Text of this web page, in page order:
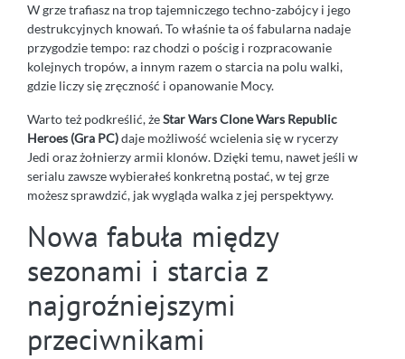
W grze trafiasz na trop tajemniczego techno-zabójcy i jego
destrukcyjnych knowań. To właśnie ta oś fabularna nadaje
przygodzie tempo: raz chodzi o pościg i rozpracowanie
kolejnych tropów, a innym razem o starcia na polu walki,
gdzie liczy się zręczność i opanowanie Mocy.
Warto też podkreślić, żeStar Wars Clone Wars Republic
Heroes (Gra PC)daje możliwość wcielenia się w rycerzy
Jedi oraz żołnierzy armii klonów. Dzięki temu, nawet jeśli w
serialu zawsze wybierałeś konkretną postać, w tej grze
możesz sprawdzić, jak wygląda walka z jej perspektywy.
Nowa fabuła między
sezonami i starcia z
najgroźniejszymi
przeciwnikami